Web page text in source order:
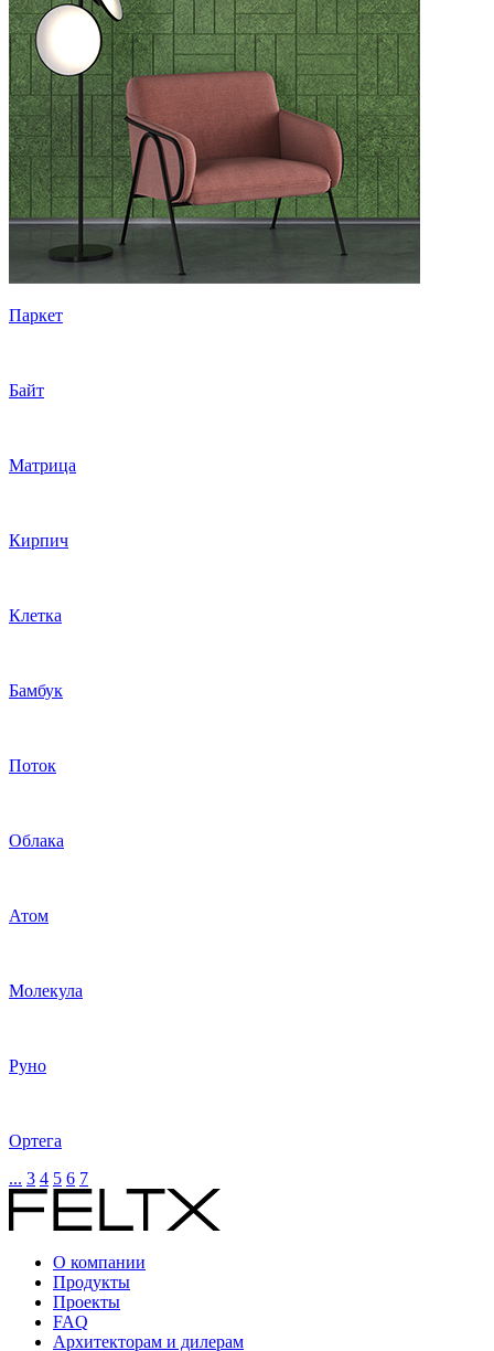
Паркет
Байт
Матрица
Кирпич
Клетка
Бамбук
Поток
Облака
Атом
Молекула
Руно
Ортега
... 3 4 5 6 7
О компании
Продукты
Проекты
FAQ
Архитекторам и дилерам